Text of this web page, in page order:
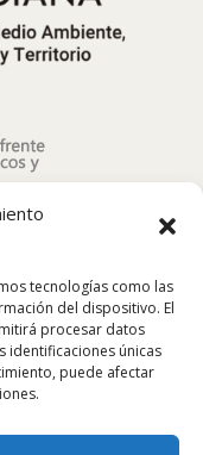
tecnologías como las
del dispositivo. El
procesar datos
identificaciones únicas
puede afectar